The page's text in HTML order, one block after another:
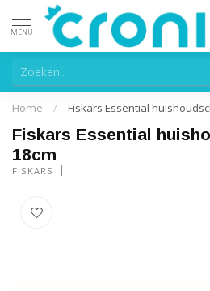
MENU
Home / Fiskars Essential
Fiskars Essential
18cm
FISKARS